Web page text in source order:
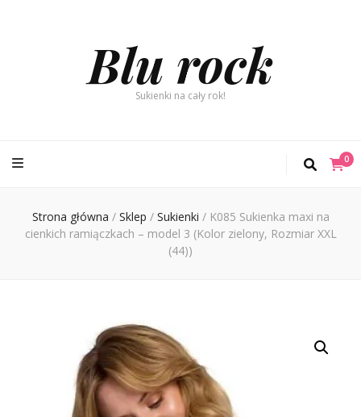
Blu rock
Sukienki na cały rok!
0
Strona główna / Sklep / Sukienki / K085 Sukienka maxi na
cienkich ramiączkach – model 3 (Kolor zielony, Rozmiar XXL
(44))